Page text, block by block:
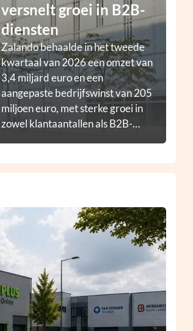
versnelt groei in B2B-
diensten
Zalando behaalde in het tweede
kwartaal van 2026 een omzet van
3,4 miljard euro en een
aangepaste bedrijfswinst van 205
miljoen euro, met sterke groei in
zowel klantaantallen als B2B-